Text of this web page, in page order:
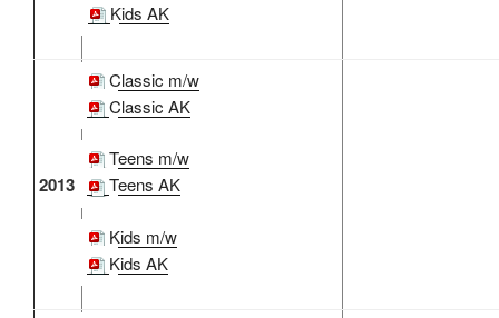
Kids AK
2013
Classic m/w
Classic AK
Teens m/w
Teens AK
Kids m/w
Kids AK